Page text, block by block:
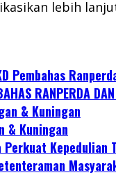
lebih
Pembahas
RANPERDA
& Kuningan
& Kuningan
Kepedulian